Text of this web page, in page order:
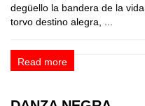
degüello la bandera de la
torvo destino alegra, ...
Read more